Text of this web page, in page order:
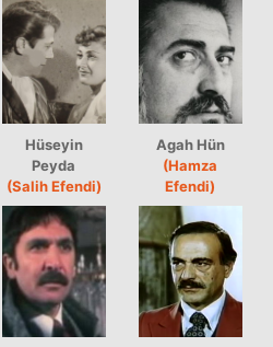
Hüseyin
Peyda
(Salih Efendi)
Agah Hün
(Hamza
Efendi)